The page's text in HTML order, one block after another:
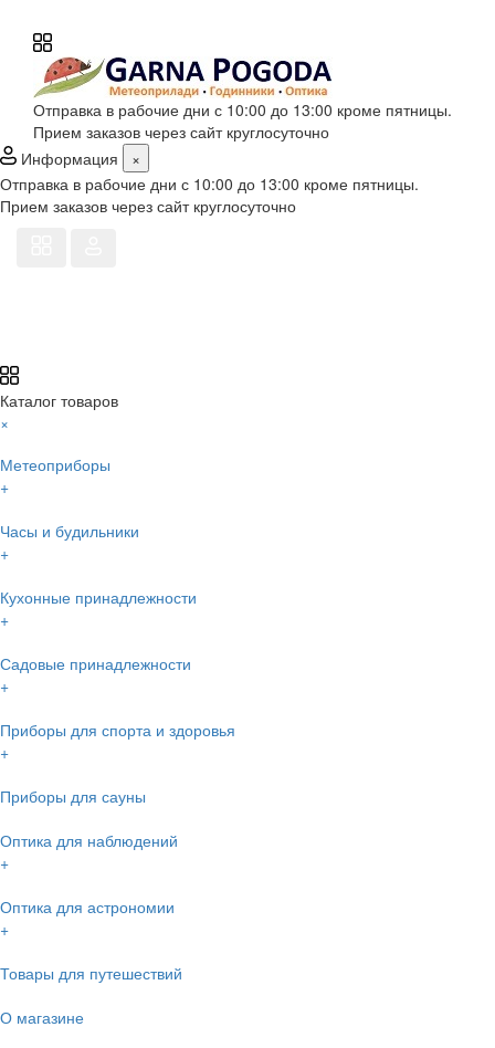
Отправка в рабочие дни с 10:00 до 13:00 кроме пятницы.
Прием заказов через сайт круглосуточно
Информация
×
Отправка в рабочие дни с 10:00 до 13:00 кроме пятницы.
Прием заказов через сайт круглосуточно
Каталог товаров
×
Метеоприборы
+
Часы и будильники
+
Кухонные принадлежности
+
Садовые принадлежности
+
Приборы для спорта и здоровья
+
Приборы для сауны
Оптика для наблюдений
+
Оптика для астрономии
+
Товары для путешествий
О магазине